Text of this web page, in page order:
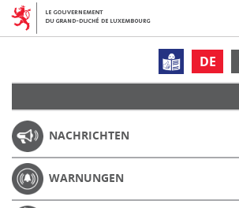
DE
NACHRICHTEN
WARNUNGEN